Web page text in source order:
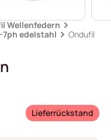
Wellenfedern
7ph edelstahl
Ondufil
Lieferrückstand